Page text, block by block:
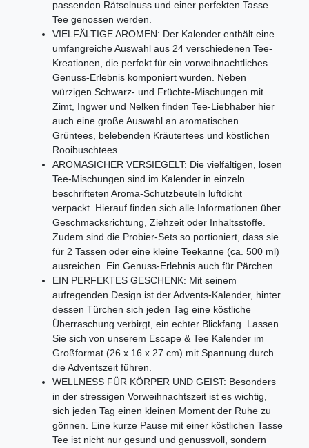
passenden Rätselnuss und einer perfekten Tasse
Tee genossen werden.
VIELFÄLTIGE AROMEN: Der Kalender enthält eine
umfangreiche Auswahl aus 24 verschiedenen Tee-
Kreationen, die perfekt für ein vorweihnachtliches
Genuss-Erlebnis komponiert wurden. Neben
würzigen Schwarz- und Früchte-Mischungen mit
Zimt, Ingwer und Nelken finden Tee-Liebhaber hier
auch eine große Auswahl an aromatischen
Grüntees, belebenden Kräutertees und köstlichen
Rooibuschtees.
AROMASICHER VERSIEGELT: Die vielfältigen, losen
Tee-Mischungen sind im Kalender in einzeln
beschrifteten Aroma-Schutzbeuteln luftdicht
verpackt. Hierauf finden sich alle Informationen über
Geschmacksrichtung, Ziehzeit oder Inhaltsstoffe.
Zudem sind die Probier-Sets so portioniert, dass sie
für 2 Tassen oder eine kleine Teekanne (ca. 500 ml)
ausreichen. Ein Genuss-Erlebnis auch für Pärchen.
EIN PERFEKTES GESCHENK: Mit seinem
aufregenden Design ist der Advents-Kalender, hinter
dessen Türchen sich jeden Tag eine köstliche
Überraschung verbirgt, ein echter Blickfang. Lassen
Sie sich von unserem Escape & Tee Kalender im
Großformat (26 x 16 x 27 cm) mit Spannung durch
die Adventszeit führen.
WELLNESS FÜR KÖRPER UND GEIST: Besonders
in der stressigen Vorweihnachtszeit ist es wichtig,
sich jeden Tag einen kleinen Moment der Ruhe zu
gönnen. Eine kurze Pause mit einer köstlichen Tasse
Tee ist nicht nur gesund und genussvoll, sondern